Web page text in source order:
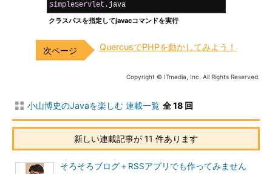
SimpleServlet . java
クラスパスを指定してjavacコマンドを実行
QuercusでPHPを動かしてみよう！
Copyright © ITmedia, Inc. All Rights Reserved.
小山博史のJavaを楽しむ 連載一覧 全 18 回
新しい連載記事が 11 件あります
そろそろブログ＋RSSアプリでも作ってみません